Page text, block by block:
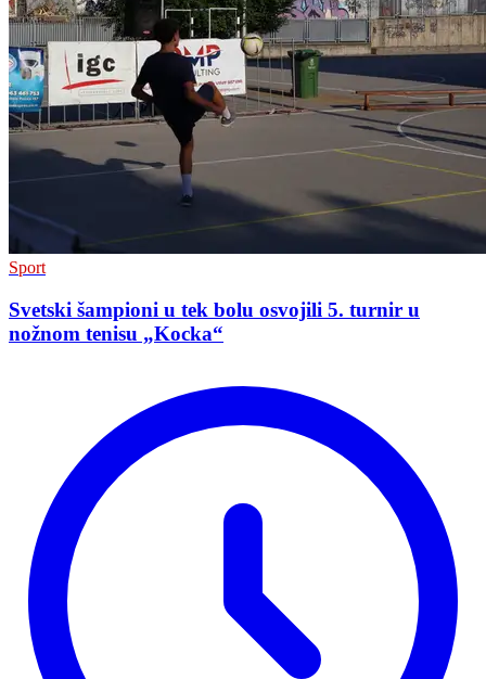
Sport
Svetski šampioni u tek bolu osvojili 5. turnir u
nožnom tenisu „Kocka“